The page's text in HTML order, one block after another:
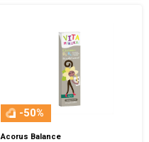
-50%
Acorus Balance